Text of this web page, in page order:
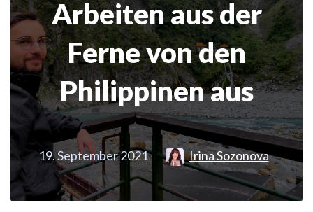
Arbeiten aus der
Ferne von den
Philippinen aus
19. September 2021 Irina Sozonova